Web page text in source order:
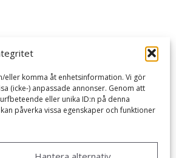
komma åt enhetsinformation. Vi gör
(icke-) anpassade annonser. Genom att
eller unika ID:n på denna
påverka vissa egenskaper och funktioner